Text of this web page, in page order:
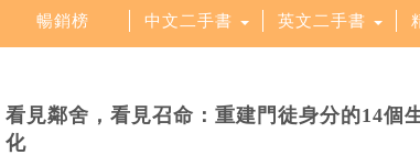
暢銷榜 中文二手書 英文二手書
看見鄰舍，看見召命：重建門徒身分的14個
化